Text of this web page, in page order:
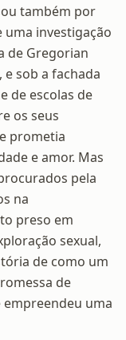
também por
uma investigação
de Gregorian
e sob a fachada
de escolas de
os seus
prometia
e amor. Mas
pela
na
preso em
sexual,
de como um
de
uma